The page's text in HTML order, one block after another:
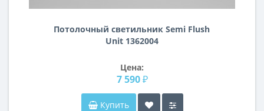
Потолочный светильник Semi Flush
Unit 1362004
Цена:
7 590 ₽
Купить